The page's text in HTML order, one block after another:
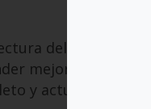
del día. En el
mejor la lectura. Y
y actualizado así